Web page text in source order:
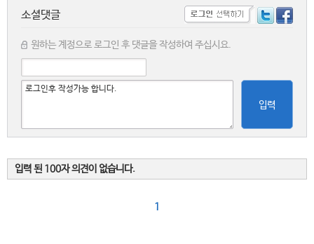
소셜댓글
원하는 계정으로 로그인 후 댓글을 작성하여 주십시요.
입력
입력 된 100자 의견이 없습니다.
1